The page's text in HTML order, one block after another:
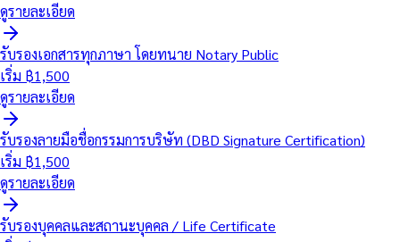
ดูรายละเอียด
รับรองเอกสารทุกภาษา โดยทนาย Notary Public
เริ่ม ฿1,500
ดูรายละเอียด
รับรองลายมือชื่อกรรมการบริษัท (DBD Signature Certification)
เริ่ม ฿1,500
ดูรายละเอียด
รับรองบุคคลและสถานะบุคคล / Life Certificate